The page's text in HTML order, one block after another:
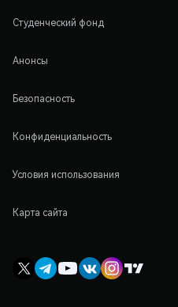
Студенческий фонд
Анонсы
Безопасность
Конфиденциальность
Условия использования
Карта сайта